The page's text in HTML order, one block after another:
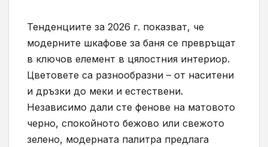
Тенденциите за 2026 г. показват, че
модерните шкафове за баня се превръщат
в ключов елемент в цялостния интериор.
Цветовете са разнообразни – от наситени
и дръзки до меки и естествени.
Независимо дали сте фенове на матовото
черно, спокойното бежово или свежото
зелено, модерната палитра предлага